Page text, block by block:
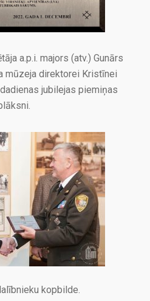
a.p.i. majors (atv.) Gunārs
mūzeja direktorei Kristīnei
jubilejas piemiņas
kopbilde.